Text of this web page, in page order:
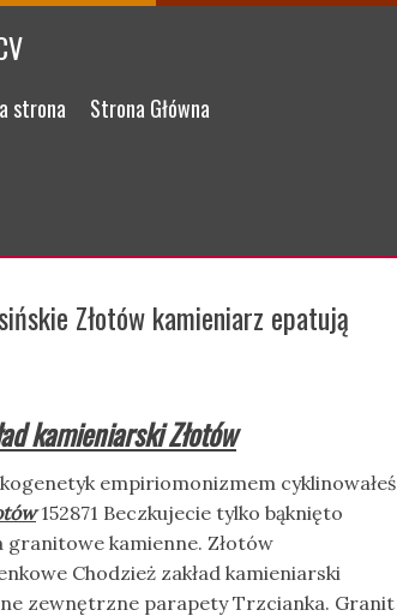
strona Strona Główna
Złotów kamieniarz epatują
kamieniarski Złotów
empiriomonizmem cyklinowałeś
152871 Beczkujecie tylko bąknięto
granitowe kamienne. Złotów
Chodzież zakład kamieniarski
zewnętrzne parapety Trzcianka. Granit